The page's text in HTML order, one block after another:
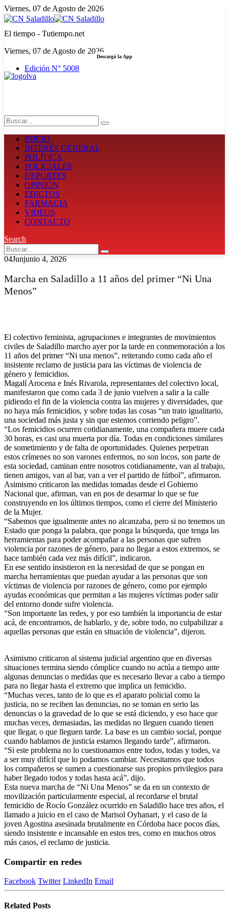
Viernes, 07 de Agosto de 2026
El tiempo - Tutiempo.net
Viernes, 07 de Agosto de 2026
Edición N° 5008
Descargá la App
INICIO
INTERÉS GENERAL
POLÍTICA
POLICIALES
DEPORTES
OPINIÓN
EDICTOS
FARMACIA
VIDEOS
CONTACTO
Search
04Junjunio 4, 2026
Marcha en Saladillo a 11 años del primer “Ni Una
Menos”
El colectivo feminista, agrupaciones e integrantes de movimientos
civiles de Saladillo marcho ayer por la tarde en conmemoración a los
11 años del primer “Ni una menos”, reiterando como cada año el
insistente reclamo de justicia para las víctimas de violencia de
género y femicidios.
Magalí Arocena e Inés Rivarola, representantes del colectivo local,
manifestaron que como cada 3 de junio vuelven a salir a la calle
pidiendo el fin de la violencia contra las mujeres y diversidades, que
no haya más femicidios, y sobre todas las cosas “un trato igualitario,
una sociedad más justa y sin que estemos corriendo peligro”.
“Los femicidios ocurren cotidianamente, una compañera muere cada
30 horas, es casi una muerta por día. Todas en condiciones similares
de sometimiento y de falta de oportunidades. Quienes perpetran
estos crímenes no son varones enfermos, no son locos, son parte de
esta sociedad, caminan entre nosotros cotidianamente, van al trabajo,
tienen amigos, van al bar, van a ver el partido de fútbol”, afirmaron.
Asimismo criticaron las medidas tomadas desde el Gobierno
Nacional que, afirman, van en pos de desarmar lo que se fue
construyendo en los últimos tiempos, como el cierre del Ministerio
de la Mujer.
“Sabemos que igualmente antes no alcanzaba, pero si no tenemos un
Estado que ponga la palabra, que ponga la búsqueda, que tenga las
herramientas para poder acompañar a las personas que sufren
violencia por razones de género, para no llegar a estos extremos, se
hace también cada vez más difícil”, indicaron.
En ese sentido insistieron en la necesidad de que se pongan en
marcha herramientas que puedan ayudar a las personas que son
víctimas de violencia por razones de género, como por ejemplo
ayudas económicas que permitan a las mujeres víctimas poder salir
del entorno donde sufre violencia.
“Son importante las redes, y por eso también la importancia de estar
acá, de encontrarnos, de hablarlo, y de, sobre todo, no culpabilizar a
aquellas personas que están en situación de violencia”, dijeron.
Asimismo criticaron al sistema judicial argentino que en diversas
situaciones termina siendo cómplice cuando no actúa a tiempo ante
algunas denuncias o medidas que es necesario llevar a cabo a tiempo
para no llegar hasta el extremo que implica un femicidio.
“Muchas veces, tanto de lo que es el aparato policial como la
justicia, no se reciben las denuncias, no se toman en serio las
denuncias o la gravedad de lo que se está diciendo, y eso hace que
muchas veces, demasiadas, las medidas no lleguen cuando tienen
que llegar, o que lleguen tarde. La base es un cambio social, porque
cuando hablamos de justicia estamos llegando tarde”, afirmaron.
“Si este problema no lo cuestionamos entre todos, todas y todes, va
a ser muy difícil que lo podamos cambiar. Necesitamos que todos
los compañeros se sumen a cuestionarse sus propios privilegios para
haber llegado todos y todas hasta acá”, dijo.
Esta nueva marcha de “Ni Una Menos” se da en un contexto de
movilización particularmente especial, al recordarse el brutal
femicidio de Rocío González ocurrido en Saladillo hace tres años, el
llamado a juicio en el caso de Marisol Oyhanart, y el caso de la
joven Agostina asesinada brutalmente en Córdoba hace pocos días,
siendo insistente e incansable en estos tres, como en muchos otros
más casos, el reclamo de justicia.
Compartir en redes
Facebook Twitter LinkedIn Email
Related Posts